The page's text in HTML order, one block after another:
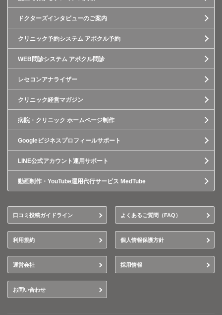
ドクターズインタビューのご案内
クリニック予約システム アポクル予約
WEB問診システム アポクル問診
レセコンアナライザー
クリニック経営マガジン
病院・クリニック ホームページ制作
Googleビジネスプロフィールサポート
LINE公式アカウント運用サポート
動画制作・YouTube運用代行サービス MedTube
口コミ投稿ガイドライン よくあるご質問（FAQ）
利用規約 個人情報保護方針
運営会社 採用情報
お問い合わせ